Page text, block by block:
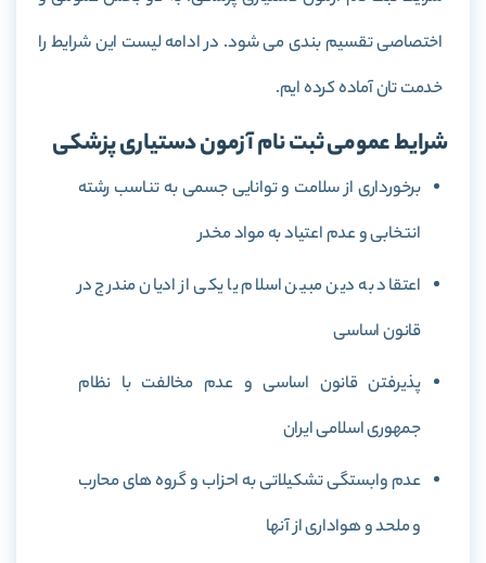
اختصاصی تقسیم بندی می شود. در ادامه لیست این شرایط را
خدمت تان آماده کرده ایم.
شرایط عمومی ثبت نام آزمون دستیاری پزشکی
برخورداری از سلامت و توانایی جسمی به تناسب رشته
انتخابی و عدم اعتیاد به مواد مخدر
اعتقاد به دین مبین اسلام یا یکی از ادیان مندرج در
قانون اساسی
پذیرفتن قانون اساسی و عدم مخالفت با نظام
جمهوری اسلامی ایران
عدم وابستگی تشکیلاتی به احزاب و گروه های محارب
و ملحد و هواداری از آنها